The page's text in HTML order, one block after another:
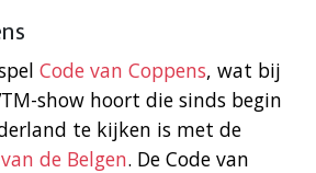
Code van Coppens, wat bij
show hoort die sinds begin
te kijken is met de
de Belgen. De Code van